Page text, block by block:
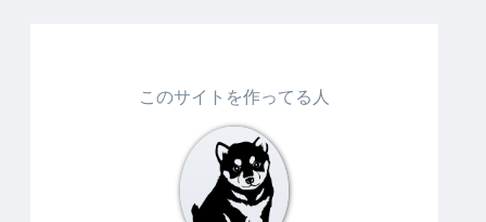
このサイトを作ってる人